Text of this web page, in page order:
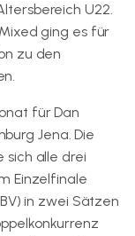
U22.
ging es für
zu den
für Dan
Jena. Die
sich alle drei
Einzelfinale
in zwei Sätzen